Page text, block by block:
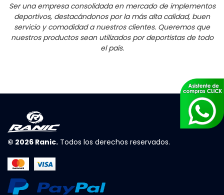
Ser una empresa consolidada en mercado de implementos
deportivos, destacándonos por la más alta calidad, buen
servicio y comodidad a nuestros clientes. Queremos que
nuestros productos sean utilizados por deportistas de todo
el país.
© 2026 Ranic. Todos los derechos reservados.